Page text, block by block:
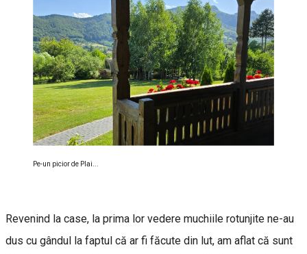
Pe-un picior de Plai...
Revenind la case, la prima lor vedere muchiile rotunjite ne-au
dus cu gândul la faptul că ar fi făcute din lut, am aflat că sunt